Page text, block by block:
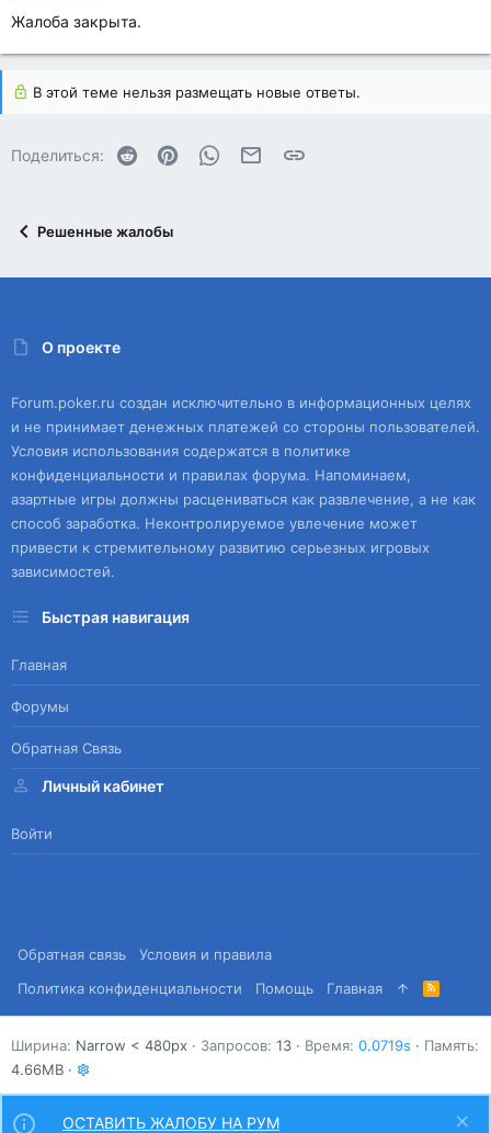
Жалоба закрыта.
В этой теме нельзя размещать новые ответы.
Поделиться: Reddit PinterestWhatsAppЭлектронная почта
Ссылка
Решенные жалобы
О проекте
Forum.poker.ru создан исключительно в информационных целях
и не принимает денежных платежей со стороны пользователей.
Условия использования содержатся в политике
конфиденциальности и правилах форума. Напоминаем,
азартные игры должны расцениваться как развлечение, а не как
способ заработка. Неконтролируемое увлечение может
привести к стремительному развитию серьезных игровых
зависимостей.
Быстрая навигация
Главная
Форумы
Обратная Связь
Личный кабинет
Войти
Обратная связь
Условия и правила
Политика конфиденциальности
Помощь Главная
R
S
S
Ширина Запросов 13 Время 0.0719s
Память
4.66MB
ОСТАВИТЬ ЖАЛОБУ НА РУМ